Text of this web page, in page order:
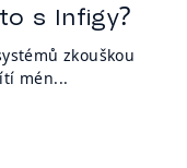
s Infigy?
zkouškou
mén...